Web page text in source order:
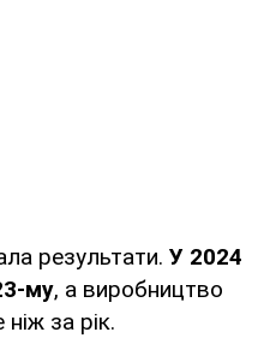
результати. У 2024
му, а виробництво
за рік.